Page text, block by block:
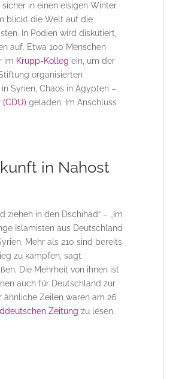
in einen eisigen Winter
blickt die Welt auf die
In Podien wird diskutiert,
auf. Etwa 100 Menschen
im Krupp-Kolleg ein, um der
organisierten
Syrien, Chaos in Ägypten –
(CDU) geladen. Im Anschluss
in Nahost
ziehen in den Dschihad“ – „Im
Islamisten aus Deutschland
Mehr als 210 sind bereits
zu kämpfen, sagt
Die Mehrheit von ihnen ist
auch für Deutschland zur
ähnliche Zeilen waren am 26.
Zeitung zu lesen.